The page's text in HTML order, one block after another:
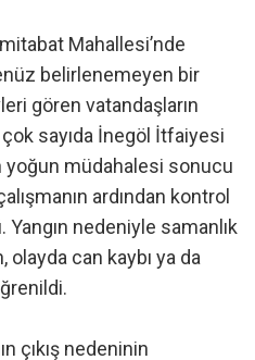
Mahallesi’nde
belirlenemeyen bir
gören vatandaşların
sayıda İnegöl İtfaiyesi
yoğun müdahalesi sonucu
ardından kontrol
Yangın nedeniyle samanlık
olayda can kaybı ya da
çıkış nedeninin